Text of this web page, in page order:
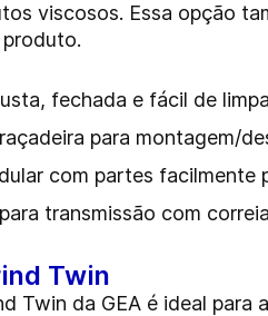
viscosos. Essa opção
fechada e fácil de
para montagem/
com partes facilmente
transmissão com
Twin
Twin da GEA é ideal para